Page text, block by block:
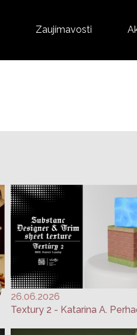
Zaujímavosti
26.06.2026
Textury 2 - Katarina A.